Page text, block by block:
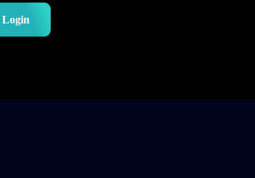
Login